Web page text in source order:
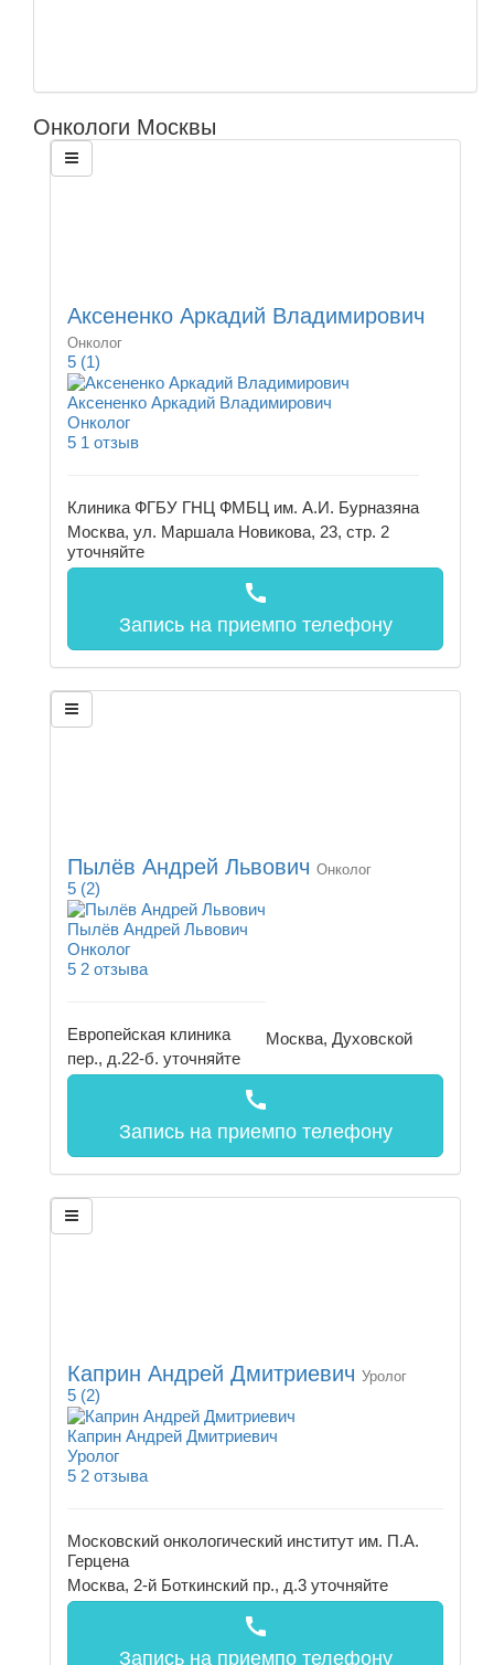
Онкологи Москвы
Аксененко Аркадий Владимирович
Онколог
5 (1)
Аксененко Аркадий Владимирович
Онколог
5 1 отзыв
Клиника ФГБУ ГНЦ ФМБЦ им. А.И. Бурназяна
Москва, ул. Маршала Новикова, 23, стр. 2
уточняйте
call
Запись на приемпо телефону
Пылёв Андрей Львович Онколог
5 (2)
Пылёв Андрей Львович
Онколог
5 2 отзыва
Европейская клиника
Москва, Духовской
пер., д.22-б. уточняйте
call
Запись на приемпо телефону
Каприн Андрей Дмитриевич Уролог
5 (2)
Каприн Андрей Дмитриевич
Уролог
5 2 отзыва
Московский онкологический институт им. П.А.
Герцена
Москва, 2-й Боткинский пр., д.3 уточняйте
call
Запись на приемпо телефону